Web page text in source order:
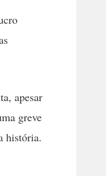
apesar
greve
história.